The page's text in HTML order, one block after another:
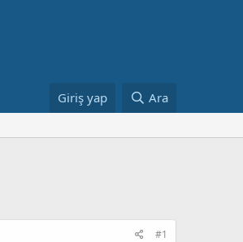
Giriş yap Ara
#1